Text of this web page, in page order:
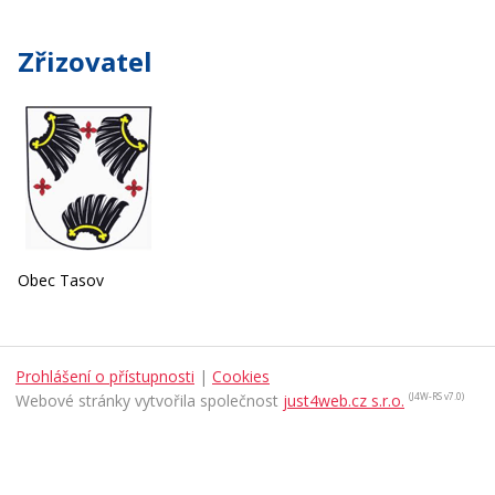
Zřizovatel
Obec Tasov
Prohlášení o přístupnosti | Cookies
Webové stránky vytvořila společnost just4web.cz s.r.o. (J4W-RS v7.0)